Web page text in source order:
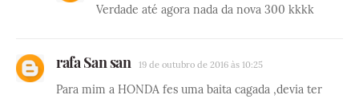
Verdade até agora nada da nova 300 kkkk
rafa San san 19 de outubro de 2016 às 10:25
Para mim a HONDA fes uma baita cagada ,devia ter